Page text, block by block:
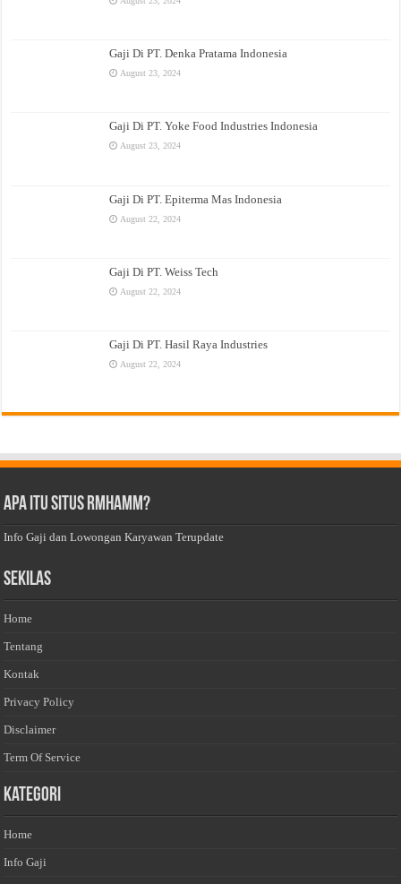
Gaji Di PT. Denka Pratama Indonesia
August 23, 2024
Gaji Di PT. Yoke Food Industries Indonesia
August 23, 2024
Gaji Di PT. Epiterma Mas Indonesia
August 22, 2024
Gaji Di PT. Weiss Tech
August 22, 2024
Gaji Di PT. Hasil Raya Industries
August 22, 2024
Apa Itu Situs Rmhamm?
Info Gaji dan Lowongan Karyawan Terupdate
Sekilas
Home
Tentang
Kontak
Privacy Policy
Disclaimer
Term Of Service
Kategori
Home
Info Gaji